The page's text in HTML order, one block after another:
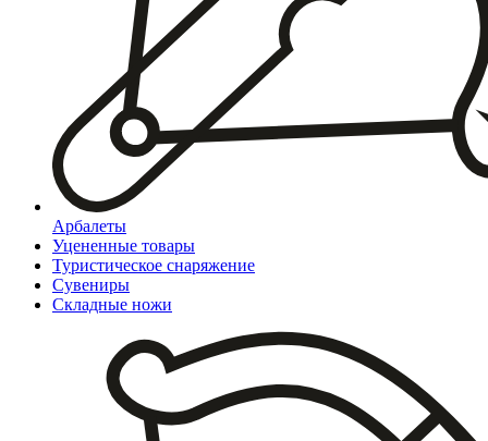
Арбалеты
Уцененные товары
Туристическое снаряжение
Сувениры
Складные ножи